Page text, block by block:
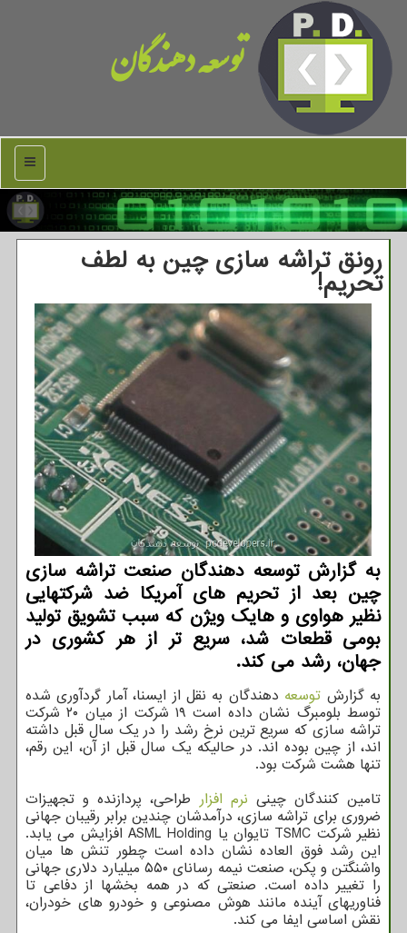
توسعه دهندگان
منو
رونق تراشه سازی چین به لطف
تحریم!
به گزارش توسعه دهندگان صنعت تراشه سازی
چین بعد از تحریم های آمریکا ضد شرکتهایی
نظیر هواوی و هایک ویژن که سبب تشویق تولید
بومی قطعات شد، سریع تر از هر کشوری در
جهان، رشد می کند.
به گزارش توسعه دهندگان به نقل از ایسنا، آمار گردآوری شده
توسط بلومبرگ نشان داده است ۱۹ شرکت از میان ۲۰ شرکت
تراشه سازی که سریع ترین نرخ رشد را در یک سال قبل داشته
اند، از چین بوده اند. در حالیکه یک سال قبل از آن، این رقم،
تنها هشت شرکت بود.
تامین کنندگان چینی نرم افزار طراحی، پردازنده و تجهیزات
ضروری برای تراشه سازی، درآمدشان چندین برابر رقیبان جهانی
نظیر شرکت TSMC تایوان یا ASML Holding افزایش می یابد.
این رشد فوق العاده نشان داده است چطور تنش ها میان
واشنگتن و پکن، صنعت نیمه رسانای ۵۵۰ میلیارد دلاری جهانی
را تغییر داده است. صنعتی که در همه بخشها از دفاعی تا
فناوریهای آینده مانند هوش مصنوعی و خودرو های خودران،
نقش اساسی ایفا می کند.